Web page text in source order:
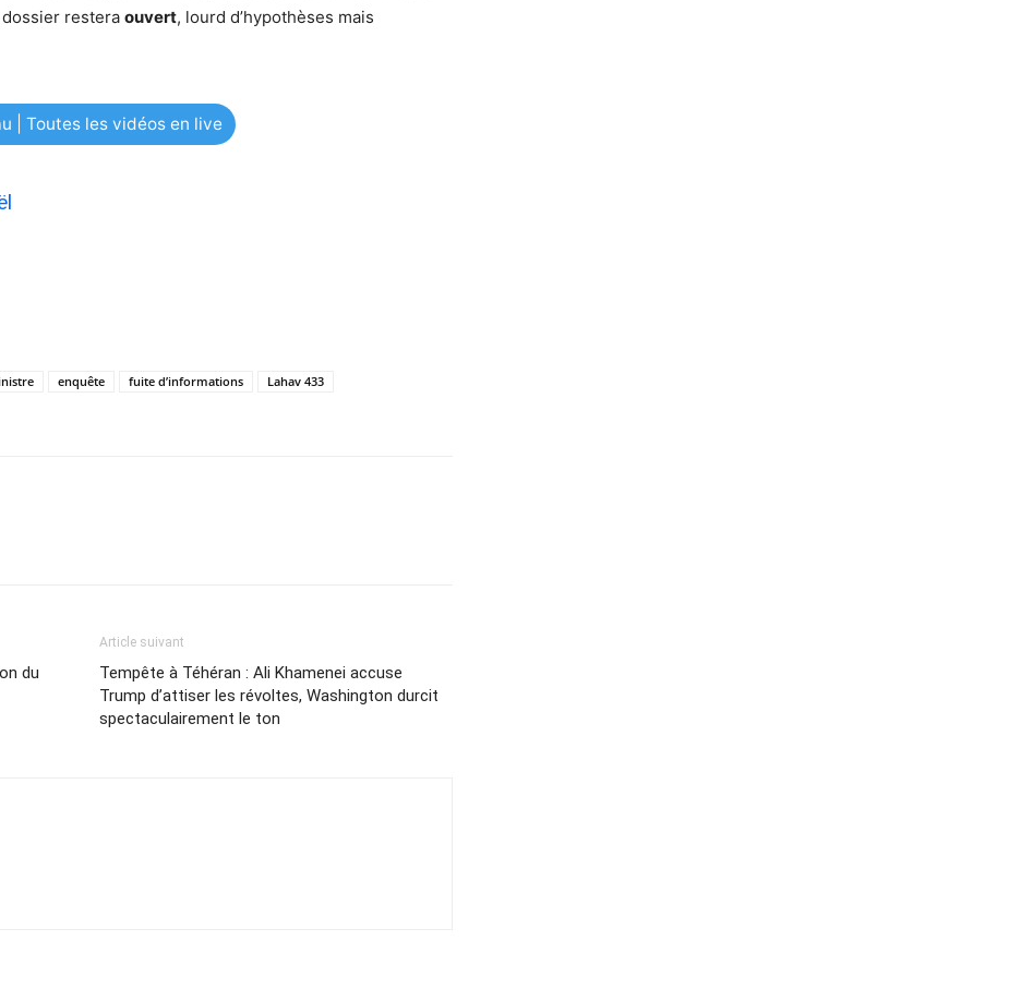
dossier restera ouvert, lourd d’hypothèses mais
| Toutes les vidéos en live
enquête fuite d’informations
Lahav 433
du
Article suivant
Tempête à Téhéran : Ali Khamenei accuse
Trump d’attiser les révoltes, Washington durcit
spectaculairement le ton